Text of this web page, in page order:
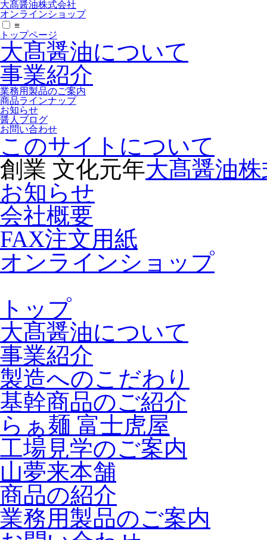
大髙醤油株式会社
オンラインショップ
≡
トップページ
大髙醤油について
事業紹介
業務用製品のご案内
商品ラインナップ
お知らせ
醤人ブログ
お問い合わせ
このサイトについて
創業 文化元年大髙醤油
お知らせ
会社概要
FAX注文用紙
オンラインショップ
トップ
大髙醤油について
事業紹介
製造へのこだわり
基幹商品のご紹介
らぁ麺 富士虎屋
工場見学のご案内
山夢来本舗
商品の紹介
業務用製品のご案内